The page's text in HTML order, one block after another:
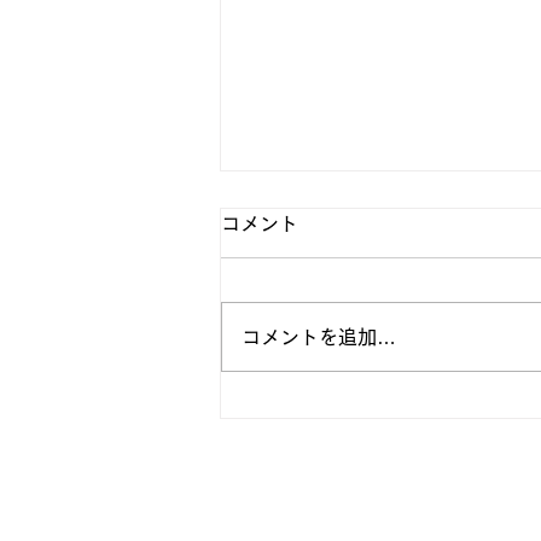
コメント
コメントを追加…